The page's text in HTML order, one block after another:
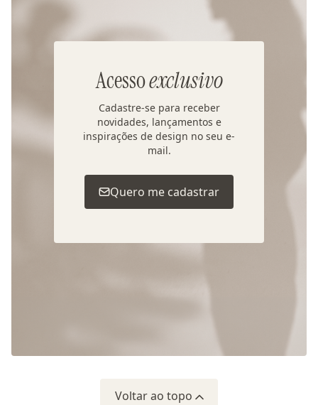
Acessoexclusivo
Cadastre-se para receber
novidades, lançamentos e
inspirações de design no seu e-
mail.
Quero me cadastrar
Voltar ao topo